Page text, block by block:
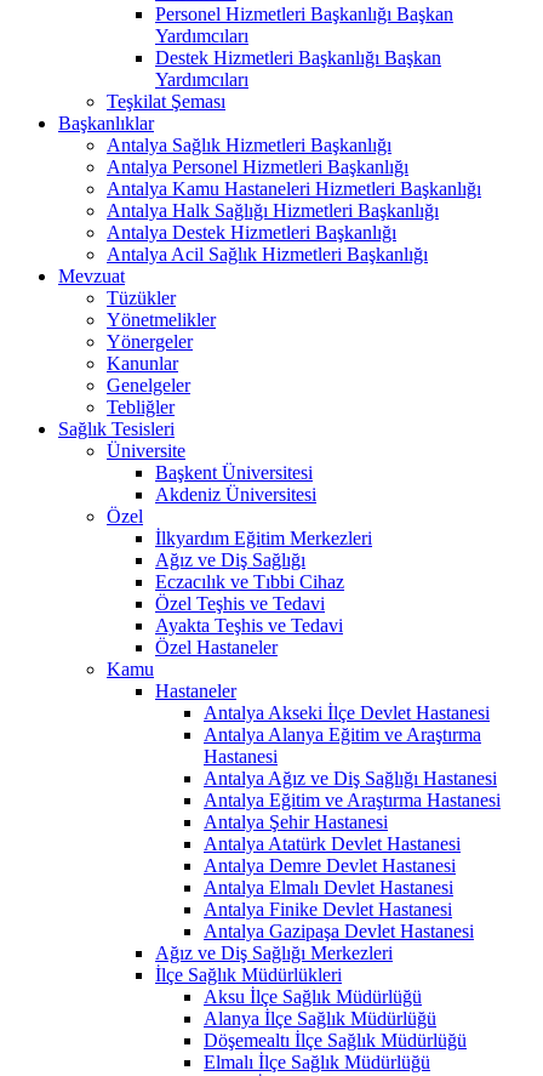
Personel Hizmetleri Başkanlığı Başkan
Yardımcıları
Destek Hizmetleri Başkanlığı Başkan
Yardımcıları
Teşkilat Şeması
Başkanlıklar
Antalya Sağlık Hizmetleri Başkanlığı
Antalya Personel Hizmetleri Başkanlığı
Antalya Kamu Hastaneleri Hizmetleri Başkanlığı
Antalya Halk Sağlığı Hizmetleri Başkanlığı
Antalya Destek Hizmetleri Başkanlığı
Antalya Acil Sağlık Hizmetleri Başkanlığı
Mevzuat
Tüzükler
Yönetmelikler
Yönergeler
Kanunlar
Genelgeler
Tebliğler
Sağlık Tesisleri
Üniversite
Başkent Üniversitesi
Akdeniz Üniversitesi
Özel
İlkyardım Eğitim Merkezleri
Ağız ve Diş Sağlığı
Eczacılık ve Tıbbi Cihaz
Özel Teşhis ve Tedavi
Ayakta Teşhis ve Tedavi
Özel Hastaneler
Kamu
Hastaneler
Antalya Akseki İlçe Devlet Hastanesi
Antalya Alanya Eğitim ve Araştırma
Hastanesi
Antalya Ağız ve Diş Sağlığı Hastanesi
Antalya Eğitim ve Araştırma Hastanesi
Antalya Şehir Hastanesi
Antalya Atatürk Devlet Hastanesi
Antalya Demre Devlet Hastanesi
Antalya Elmalı Devlet Hastanesi
Antalya Finike Devlet Hastanesi
Antalya Gazipaşa Devlet Hastanesi
Ağız ve Diş Sağlığı Merkezleri
İlçe Sağlık Müdürlükleri
Aksu İlçe Sağlık Müdürlüğü
Alanya İlçe Sağlık Müdürlüğü
Döşemealtı İlçe Sağlık Müdürlüğü
Elmalı İlçe Sağlık Müdürlüğü